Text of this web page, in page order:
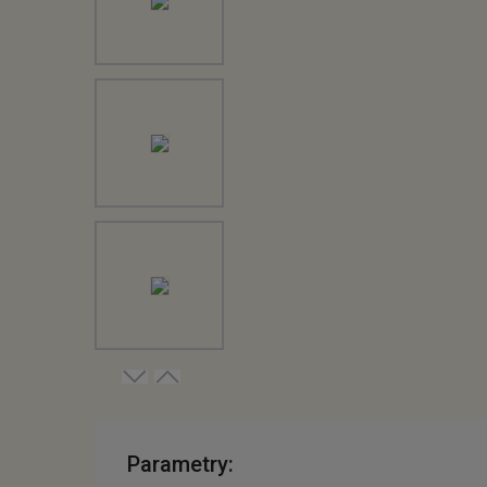
Parametry: